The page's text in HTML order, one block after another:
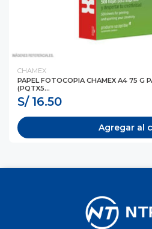
CHAMEX
PAPEL FOTOCOPIA CHAMEX A4 75 G
(PQTX5...
S/ 16.50
Agregar al